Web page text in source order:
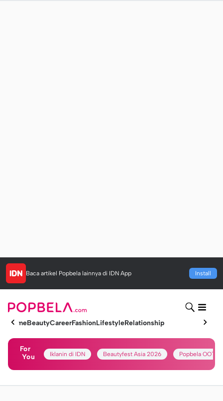
Baca artikel Popbela lainnya di IDN App Install
HomeBeautyCareerFashionLifestyleRelationship
For
You
Iklanin di IDN Beautyfest Asia 2026 Popbela OOTD